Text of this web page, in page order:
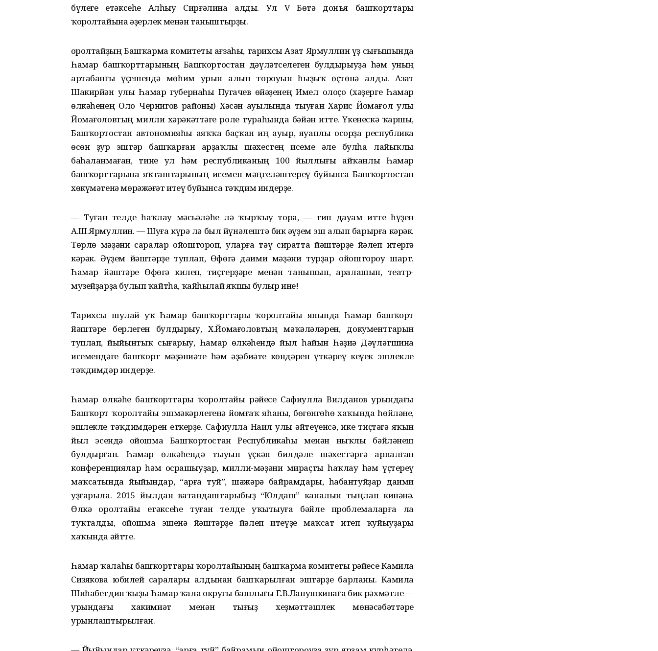
бүлеге етәксеһе Алһыу Сирғәлина алды. Ул V Бөтә донъя башҡорттары
ҡоролтайына әҙерлек менән таныштырҙы.
Ҡоролтайҙың Башҡарма комитеты ағзаһы, тарихсы Азат Ярмуллин үҙ сығышында
Һамар башҡорттарының Башҡортостан дәүләтселеген булдырыуҙа һәм уның
артабанғы үҫешендә мөһим урын алып тороуын һыҙыҡ өҫтөнә алды. Азат
Шакирйән улы Һамар губернаһы Пугачев өйәҙенең Имел олоҫо (хәҙерге Һамар
өлкәһенең Оло Чернигов районы) Хәсән ауылында тыуған Харис Йомағол улы
Йомағоловтың милли хәрәкәттәге роле тураһында бәйән итте. Үкенескә ҡаршы,
Башҡортостан автономияһы аяҡҡа баҫҡан иң ауыр, яуаплы осорҙа республика
өсөн ҙур эштәр башҡарған арҙаҡлы шәхестең исеме әле булһа лайыҡлы
баһаланмаған, тине ул һәм республиканың 100 йыллығы айҡанлы Һамар
башҡорттарына яҡташтарының исемен мәңгеләштереү буйынса Башҡортостан
хөкүмәтенә мөрәжәғәт итеү буйынса тәҡдим индерҙе.
— Туған телде һаҡлау мәсьәләһе лә ҡырҡыу тора, — тип дауам итте һүҙен
А.Ш.Ярмуллин. — Шуға күрә лә был йүнәлештә бик әүҙем эш алып барырға кәрәк.
Төрлө мәҙәни саралар ойоштороп, уларға тәү сиратта йәштәрҙе йәлеп итергә
кәрәк. Әүҙем йәштәрҙе туплап, Өфөгә даими мәҙәни турҙар ойоштороу шарт.
Һамар йәштәре Өфөгә килеп, тиҫтерҙәре менән танышып, аралашып, театр-
музейҙарҙа булып ҡайтһа, ҡайһылай яҡшы булыр ине!
Тарихсы шулай уҡ Һамар башҡорттары ҡоролтайы янында Һамар башҡорт
йәштәре берлеген булдырыу, Х.Йомағоловтың мәҡәләләрен, документтарын
туплап, йыйынтыҡ сығарыу, Һамар өлкәһендә йыл һайын Һәҙиә Дәүләтшина
исемендәге башҡорт мәҙәниәте һәм әҙәбиәте көндәрен үткәреү кеүек эшлекле
тәҡдимдәр индерҙе.
Һамар өлкәһе башҡорттары ҡоролтайы рәйесе Сафиулла Вилданов урындағы
Башҡорт ҡоролтайы эшмәкәрлегенә йомғаҡ яһаны, бөгөнгөһө хаҡында һөйләне,
эшлекле тәҡдимдәрен еткерҙе. Сафиулла Наил улы әйтеүенсә, ике тиҫтәгә яҡын
йыл эсендә ойошма Башҡортостан Республикаһы менән ныҡлы бәйләнеш
булдырған. Һамар өлкәһендә тыуып үҫкән билдәле шәхестәргә арналған
конференциялар һәм осрашыуҙар, милли-мәҙәни мираҫты һаҡлау һәм үҫтереү
маҡсатында йыйындар, “Ҡарға туй”, шәжәрә байрамдары, һабантуйҙар даими
уҙғарыла. 2015 йылдан ватандаштарыбыҙ “Юлдаш” каналын тыңлап кинәнә.
Өлкә Ҡоролтайы етәксеһе туған телде уҡытыуға бәйле проблемаларға ла
туҡталды, ойошма эшенә йәштәрҙе йәлеп итеүҙе маҡсат итеп ҡуйыуҙары
хаҡында әйтте.
Һамар ҡалаһы башҡорттары ҡоролтайының башҡарма комитеты рәйесе Камила
Сизякова юбилей саралары алдынан башҡарылған эштәрҙе барланы. Камила
Шиһабетдин ҡыҙы Һамар ҡала округы башлығы Е.В.Лапушкинаға бик рәхмәтле —
урындағы хакимиәт менән тығыҙ хеҙмәттәшлек мөнәсәбәттәре
урынлаштырылған.